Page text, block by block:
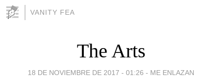
VANITY FEA
The Arts
18 DE NOVIEMBRE DE 2017 - 01:26 - ME ENLAZAN